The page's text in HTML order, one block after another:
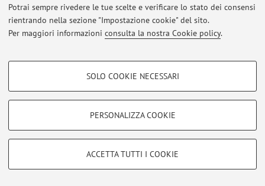
Potrai sempre rivedere le tue scelte e verificare lo stato dei consensi
rientrando nella sezione "Impostazione cookie" del sito.
Per maggiori informazioni consulta la nostra Cookie policy.
COOKIE DI PROFILAZIONE - FACOLTATIVI
COOKIE TECNICI - NECESSARI
Si tratta di cookie tecnici utilizzati, a titolo esemplificativo, per il corretto
SOLO COOKIE NECESSARI
PERSONALIZZA COOKIE
ACCETTA TUTTI I COOKIE
Al momento non sono presenti avvisi.
Accedi tramiteloginper gestire tutti i contenuti del sito.
© 2026 - ALMA MATER STUDIORUM - Università di Bologna - Via
Zamboni, 33 - 40126 Bologna - Partita IVA: 01131710376